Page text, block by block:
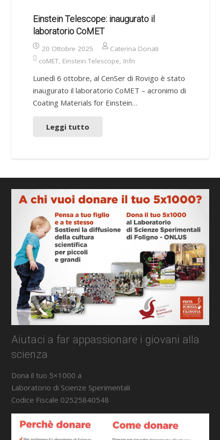
Einstein Telescope: inaugurato il
laboratorio CoMET
20 Ottobre 2025
Caterina Donati
coMET, Einstein Telescope Infn
Lunedì 6 ottobre, al CenSer di Rovigo è stato
inaugurato il laboratorio CoMET – acronimo di
Coating Materials for Einstein…
Leggi tutto
Aiutaci a far appassionare i giovani alla
scienza
Dona il tuo 5×1000 a
Laboratorio di Scienze Sperimentali
Codice Fiscale 02525840548